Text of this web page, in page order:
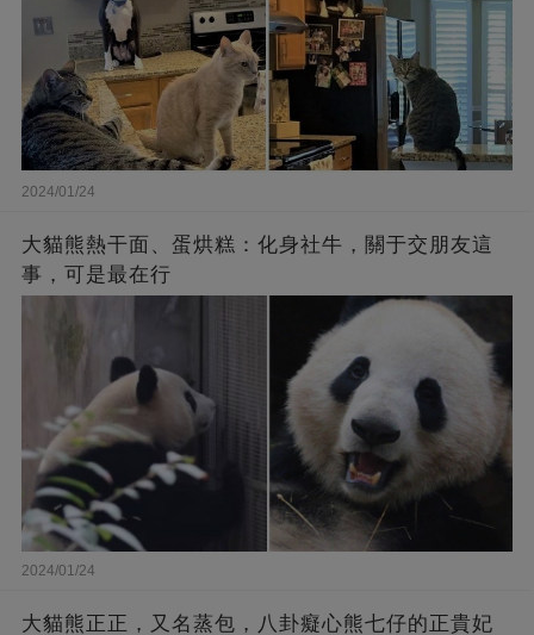
2024/01/24
大貓熊熱干面、蛋烘糕：化身社牛，關于交朋友這
事，可是最在行
2024/01/24
大貓熊正正，又名蒸包，八卦癡心熊七仔的正貴妃